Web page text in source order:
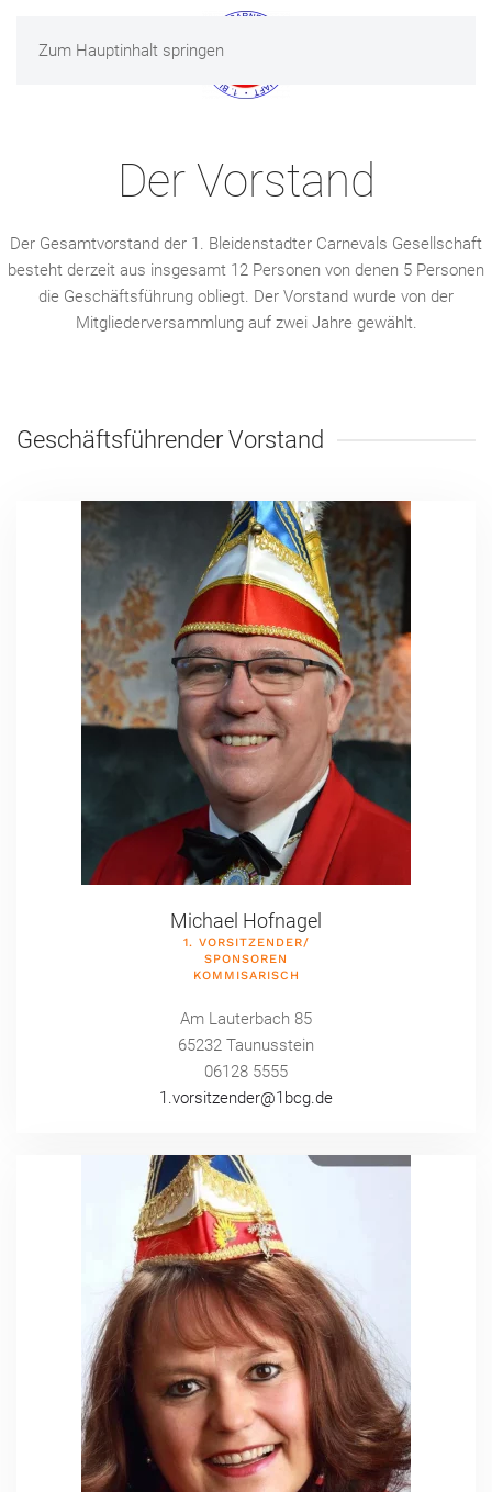
Zum Hauptinhalt springen
MENÜ
Der Vorstand
Der Gesamtvorstand der 1. Bleidenstadter Carnevals Gesellschaft
besteht derzeit aus insgesamt 12 Personen von denen 5 Personen
die Geschäftsführung obliegt. Der Vorstand wurde von der
Mitgliederversammlung auf zwei Jahre gewählt.
Geschäftsführender Vorstand
Michael Hofnagel
1. VORSITZENDER/
SPONSOREN
KOMMISARISCH
Am Lauterbach 85
65232 Taunusstein
06128 5555
1.vorsitzender@1bcg.de